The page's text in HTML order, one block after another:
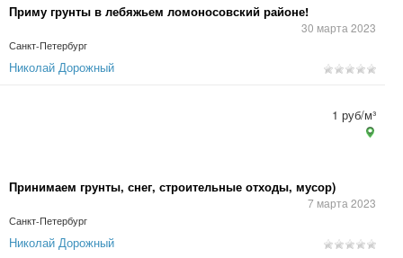
Приму грунты в лебяжьем ломоносовский районе!
30 марта 2023
Санкт-Петербург
Николай Дорожный
Принимаем грунты, снег, строительные отходы, мусор)
7 марта 2023
Санкт-Петербург
1 руб/м³
Николай Дорожный